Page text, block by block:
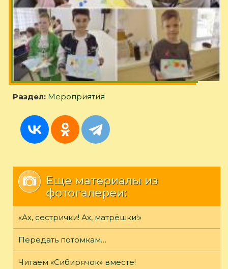
Раздел: Мероприятия
Еще материалы из
фотогалереи:
«Ах, сестрички! Ах, матрёшки!»
Передать потомкам…
Читаем «Сибирячок» вместе!